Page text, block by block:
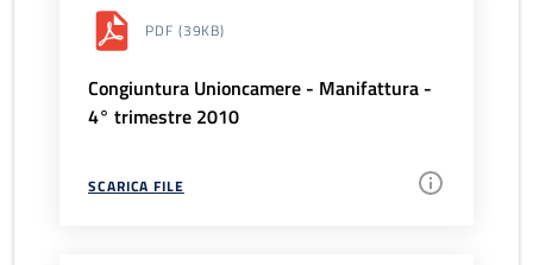
PDF (39KB)
Congiuntura Unioncamere - Manifattura -
4° trimestre 2010
SCARICA FILE